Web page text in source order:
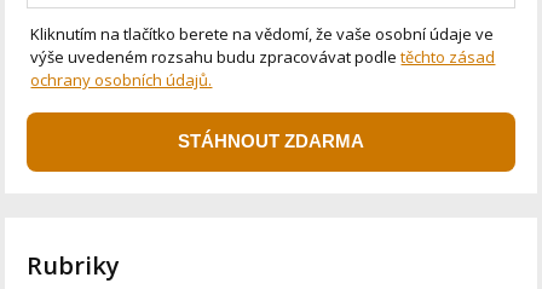
Kliknutím na tlačítko berete na vědomí, že vaše osobní údaje ve
výše uvedeném rozsahu budu zpracovávat podletěchto zásad
ochrany osobních údajů.
STÁHNOUT ZDARMA
Rubriky